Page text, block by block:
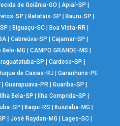
de Goiânia-GO Apiaí-SP
SP Batatais-SP Bauru-SP
Biguaçu-SC Boa Vista-RR
| Cabreúva-SP Cajamar-SP
Belo-MG |CAMPO GRANDE-MS
SP Cardoso-SP
de Caxias-RJ
Garanhuns-PE
| Guarapuava-PR| Guariba-SP
Ilha Bela-SP Ilha Comprida-SP
SP Itaqui-RS Ituiutaba-MG
José Raydan-MG Lages-SC|